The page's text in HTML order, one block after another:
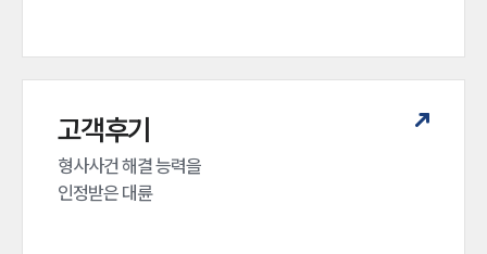
고객후기
형사사건 해결 능력을
인정받은 대륜